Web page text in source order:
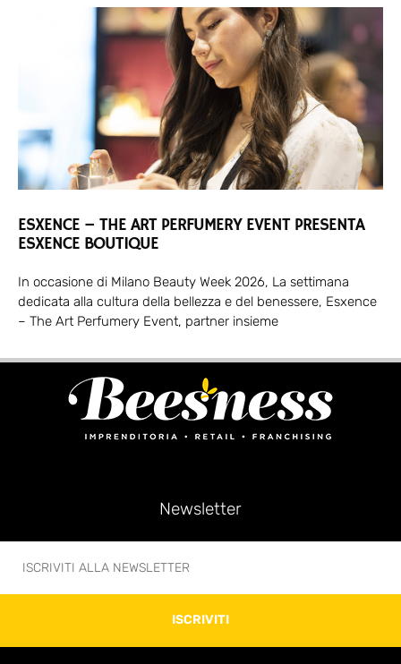
ESXENCE – THE ART PERFUMERY EVENT PRESENTA
ESXENCE BOUTIQUE
In occasione di Milano Beauty Week 2026, La settimana
dedicata alla cultura della bellezza e del benessere, Esxence
– The Art Perfumery Event, partner insieme
Newsletter
ISCRIVITI